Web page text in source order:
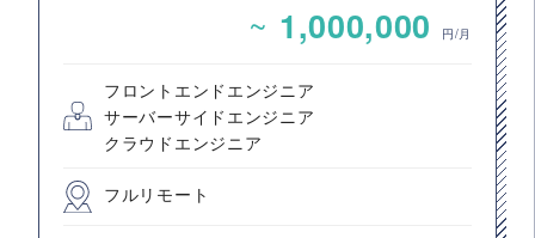
~ 1,000,000 円/月
フロントエンドエンジニア
サーバーサイドエンジニア
クラウドエンジニア
フルリモート